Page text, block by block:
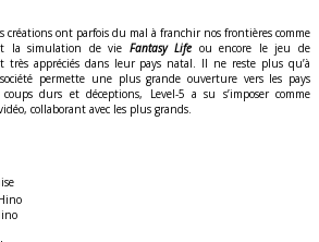
créations ont parfois du mal à franchir nos frontières comme
la simulation de vie Fantasy Life ou encore le jeu de
très appréciés dans leur pays natal. Il ne reste plus qu’à
permette une plus grande ouverture vers les pays
durs et déceptions, Level-5 a su s’imposer comme
collaborant avec les plus grands.